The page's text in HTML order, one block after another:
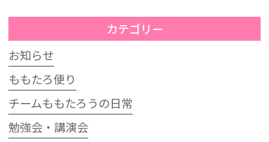
カテゴリー
お知らせ
ももたろ便り
チームももたろうの日常
勉強会・講演会